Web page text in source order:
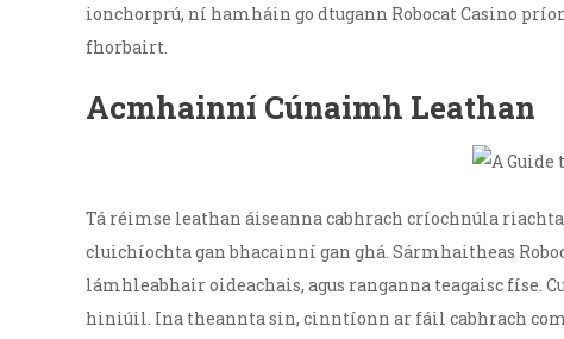
ionchorprú, ní hamháin go dtugann Robocat Casino
fhorbairt.
Acmhainní Cúnaimh Leathan
Tá réimse leathan áiseanna cabhrach críochnúla
cluichíochta gan bhacainní gan ghá. Sármhaitheas
lámhleabhair oideachais, agus ranganna teagaisc
hiniúil. Ina theannta sin, cinntíonn ar fáil cabhrach